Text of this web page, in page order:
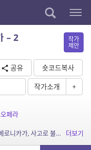
– 2 작가
제안
공유
숏코드복사
작가소개 +
페라
소개: 우주 여행을 꿈꾸던 개척 행성의 소녀 베로니카가, 사고로 불시착한 외행성인과 만나게 되며 벌어지는 이야기.
더보기